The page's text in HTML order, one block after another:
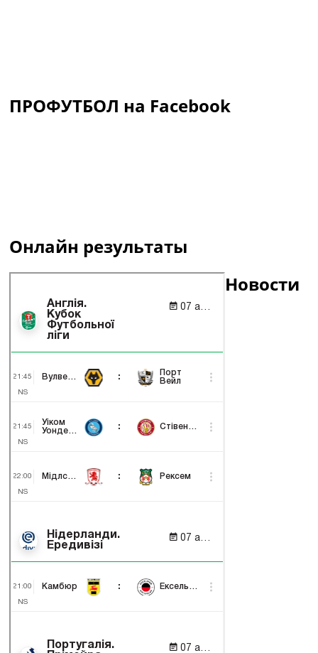
ПРОФУТБОЛ на Facebook
Онлайн результаты
Новости